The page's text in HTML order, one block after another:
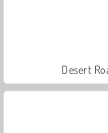
Desert